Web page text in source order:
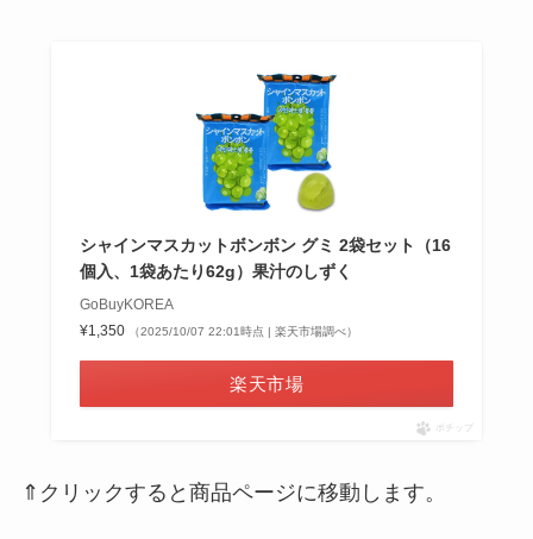
シャインマスカットボンボン グミ 2袋セット（16
個入、1袋あたり62g）果汁のしずく
GoBuyKOREA
¥1,350
（2025/10/07 22:01時点 | 楽天市場調べ）
楽天市場
ポチップ
⇑クリックすると商品ページに移動します。